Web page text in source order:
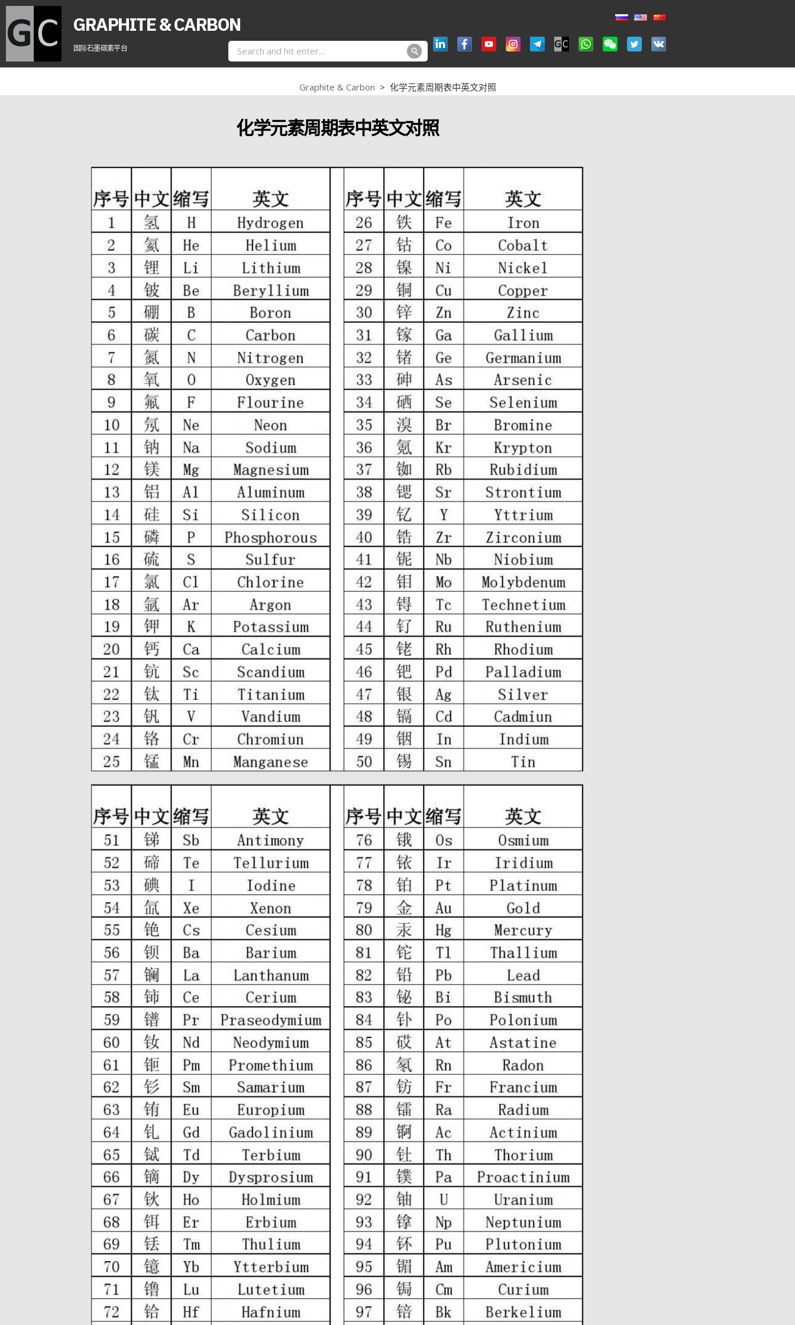
GRAPHITE & CARBON
国际石墨碳素平台
Graphite & Carbon > 化学元素周期表中英文对照
化学元素周期表中英文对照